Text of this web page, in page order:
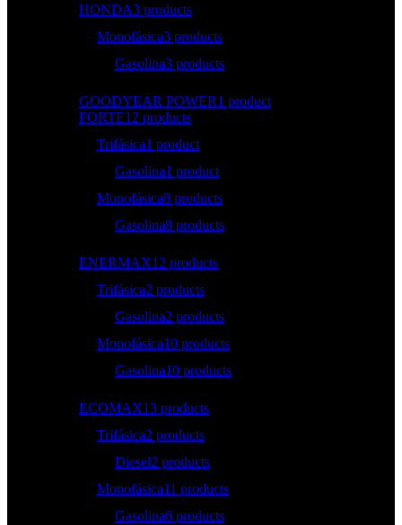
HONDA3 products
Monofásica3 products
Gasolina3 products
GOODYEAR POWER1 product
FORTE12 products
Trifásica1 product
Gasolina1 product
Monofásica8 products
Gasolina8 products
ENERMAX12 products
Trifásica2 products
Gasolina2 products
Monofásica10 products
Gasolina10 products
ECOMAX13 products
Trifásica2 products
Diesel2 products
Monofásica11 products
Gasolina6 products